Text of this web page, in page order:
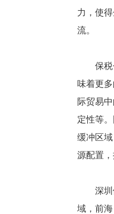
力，使
流。
保
味着更
际贸易
定性等
缓冲区
源配置，
深
域，前